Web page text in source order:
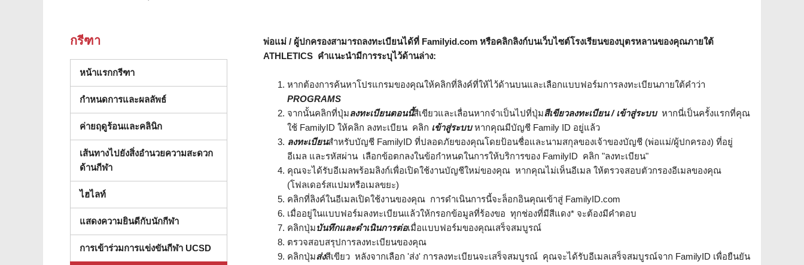
พ่อแม่ / ผู้ปกครองสามารถลงทะเบียนได้ที่ Familyid.com หรือคลิกลิงก์บนเว็บไซต์โรงเรียนของบุตรหลานของคุณภายใต้
ATHLETICS คําแนะนํามีการระบุไว้ด้านล่าง:
หากต้องการค้นหาโปรแกรมของคุณให้คลิกที่ลิงค์ที่ให้ไว้ด้านบนและเลือกแบบฟอร์มการลงทะเบียนภายใต้คําว่า
PROGRAMS
จากนั้นคลิกที่ปุ่มลงทะเบียนตอนนี้สีเขียวและเลื่อนหากจําเป็นไปที่ปุ่มสีเขียวลงทะเบียน / เข้าสู่ระบบหากนี่เป็นครั้งแรกที่คุณ
ใช้ FamilyID ให้คลิก ลงทะเบียน คลิก เข้าสู่ระบบหากคุณมีบัญชี Family ID อยู่แล้ว
ลงทะเบียนสําหรับบัญชี FamilyID ที่ปลอดภัยของคุณโดยป้อนชื่อและนามสกุลของเจ้าของบัญชี (พ่อแม่/ผู้ปกครอง) ที่อยู่
อีเมล และรหัสผ่าน เลือกข้อตกลงในข้อกําหนดในการให้บริการของ FamilyID คลิก "ลงทะเบียน"
คุณจะได้รับอีเมลพร้อมลิงก์เพื่อเปิดใช้งานบัญชีใหม่ของคุณ หากคุณไม่เห็นอีเมล ให้ตรวจสอบตัวกรองอีเมลของคุณ
(โฟลเดอร์สแปมหรือเมลขยะ)
คลิกที่ลิงค์ในอีเมลเปิดใช้งานของคุณ การดําเนินการนี้จะล็อกอินคุณเข้าสู่ FamilyID.com
เมื่ออยู่ในแบบฟอร์มลงทะเบียนแล้วให้กรอกข้อมูลที่ร้องขอ ทุกช่องที่มีสีแดง* จะต้องมีคําตอบ
คลิกปุ่มบันทึกและดําเนินการต่อเมื่อแบบฟอร์มของคุณเสร็จสมบูรณ์
ตรวจสอบสรุปการลงทะเบียนของคุณ
คลิกปุ่มส่งสีเขียว หลังจากเลือก 'ส่ง' การลงทะเบียนจะเสร็จสมบูรณ์ คุณจะได้รับอีเมลเสร็จสมบูรณ์จาก FamilyID เพื่อยืนยัน
กรีฑา
หน้าแรกกรีฑา
กําหนดการและผลลัพธ์(เปิดในหน้าต่างใหม่)
ค่ายฤดูร้อนและคลินิก
เส้นทางไปยังสิ่งอํานวยความสะดวก
ด้านกีฬา
ไฮไลท์
แสดงความยินดีกับนักกีฬา
การเข้าร่วมการแข่งขันกีฬา UCSD